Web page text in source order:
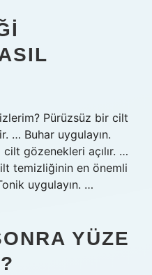
Pürüzsüz bir cilt
… Buhar uygulayın.
cilt gözenekleri açılır. …
temizliğinin en önemli
uygulayın. …
YÜZE